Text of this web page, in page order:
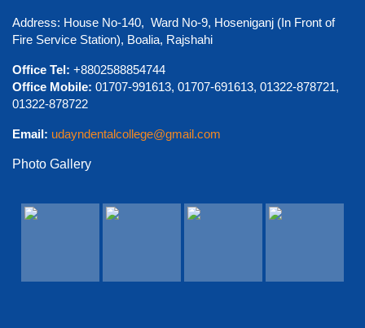
View Details →
Address: House No-140, Ward No-9, Hoseniganj (In Front of
Fire Service Station), Boalia, Rajshahi
Office Tel: +8802588854744
Office Mobile: 01707-991613, 01707-691613, 01322-878721,
01322-878722
Email: udayndentalcollege@gmail.com
Photo Gallery